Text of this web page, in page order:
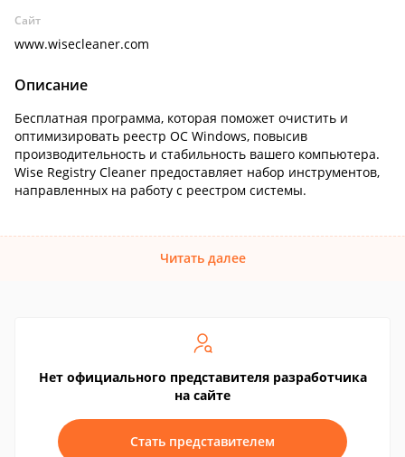
Сайт
www.wisecleaner.com
Описание
Бесплатная программа, которая поможет очистить и
оптимизировать реестр ОС Windows, повысив
производительность и стабильность вашего компьютера.
Wise Registry Cleaner предоставляет набор инструментов,
направленных на работу с реестром системы.
Читать далее
Нет официального представителя разработчика
на сайте
Стать представителем